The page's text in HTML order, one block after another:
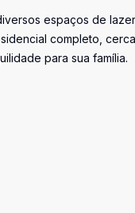
espaços de
completo,
para sua família.